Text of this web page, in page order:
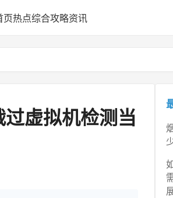
页热点综合攻略资讯
虚拟机检测当